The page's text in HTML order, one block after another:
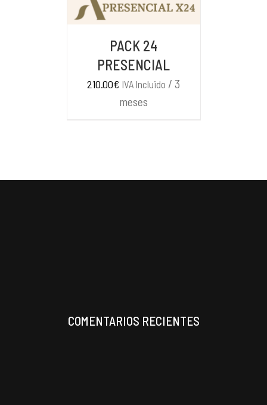
PACK 24
PRESENCIAL
210.00€ IVA Incluido / 3
meses
COMENTARIOS RECIENTES